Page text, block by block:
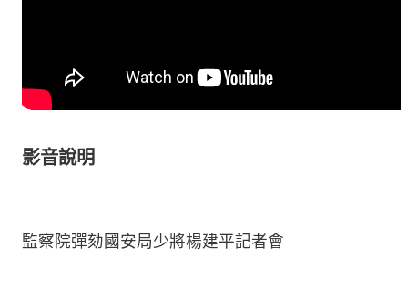
影音說明
監察院彈劾國安局少將楊建平記者會